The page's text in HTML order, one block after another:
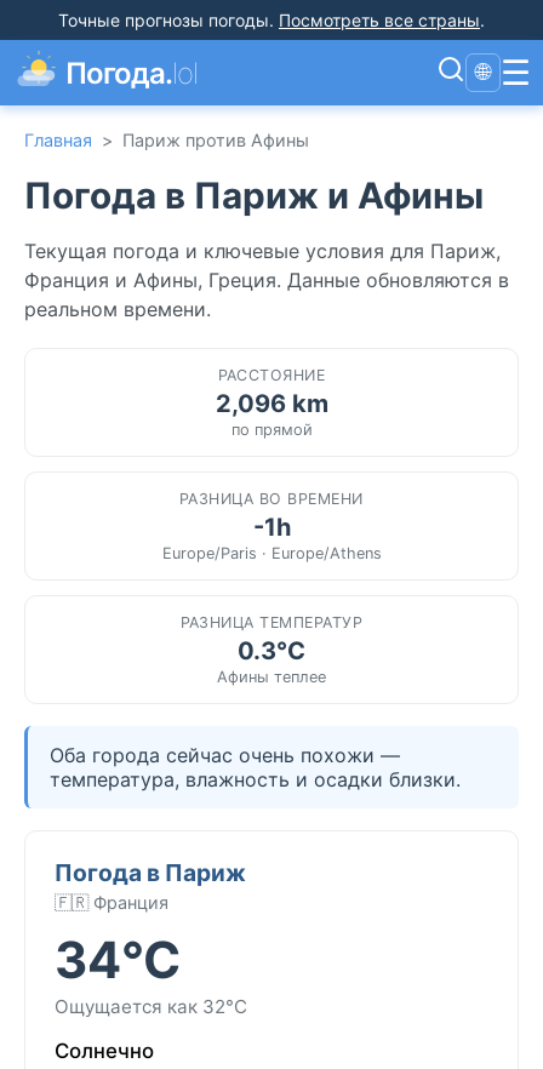
Точные прогнозы погоды. Посмотреть все страны.
Погода.lol 🌐 ☰
Главная > Париж против Афины
Погода в Париж и Афины
Текущая погода и ключевые условия для Париж,
Франция и Афины, Греция. Данные обновляются в
реальном времени.
РАССТОЯНИЕ
2,096 km
по прямой
РАЗНИЦА ВО ВРЕМЕНИ
-1h
Europe/Paris · Europe/Athens
РАЗНИЦА ТЕМПЕРАТУР
0.3°C
Афины теплее
Оба города сейчас очень похожи —
температура, влажность и осадки близки.
Погода в Париж
🇫🇷 Франция
34°C
Ощущается как 32°C
Солнечно